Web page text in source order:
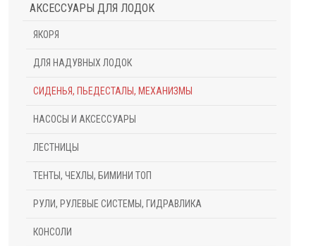
АКСЕССУАРЫ ДЛЯ ЛОДОК
ЯКОРЯ
ДЛЯ НАДУВНЫХ ЛОДОК
СИДЕНЬЯ, ПЬЕДЕСТАЛЫ, МЕХАНИЗМЫ
НАСОСЫ И АКСЕССУАРЫ
ЛЕСТНИЦЫ
ТЕНТЫ, ЧЕХЛЫ, БИМИНИ ТОП
РУЛИ, РУЛЕВЫЕ СИСТЕМЫ, ГИДРАВЛИКА
КОНСОЛИ